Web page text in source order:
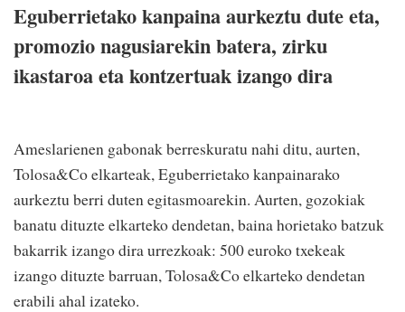
Eguberrietako kanpaina aurkeztu dute eta,
promozio nagusiarekin batera, zirku
ikastaroa eta kontzertuak izango dira
Ameslarienen gabonak berreskuratu nahi ditu, aurten,
Tolosa&Co elkarteak, Eguberrietako kanpainarako
aurkeztu berri duten egitasmoarekin. Aurten, gozokiak
banatu dituzte elkarteko dendetan, baina horietako batzuk
bakarrik izango dira urrezkoak: 500 euroko txekeak
izango dituzte barruan, Tolosa&Co elkarteko dendetan
erabili ahal izateko.